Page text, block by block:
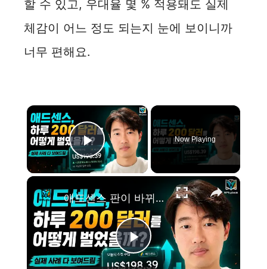
할 수 있고, 우대율 몇 % 적용돼도 실제
체감이 어느 정도 되는지 눈에 보이니까
너무 편해요.
×
Play Video
Now Playing
×
P
애드센스 판이 바뀌었습니다. 글 많이 쓰는 시대는 끝났습니다